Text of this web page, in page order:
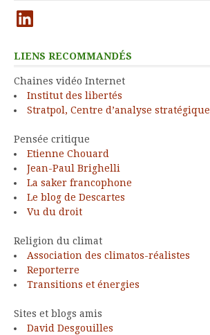
LinkedIn
LIENS RECOMMANDÉS
Chaines vidéo Internet
Institut des libertés
Stratpol, Centre d’analyse stratégique
Pensée critique
Etienne Chouard
Jean-Paul Brighelli
La saker francophone
Le blog de Descartes
Vu du droit
Religion du climat
Association des climatos-réalistes
Reporterre
Transitions et énergies
Sites et blogs amis
David Desgouilles